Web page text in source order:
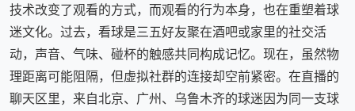
技术改变了观看的方式，而观看的行为本身，也在重塑着球
迷文化。过去，看球是三五好友聚在酒吧或家里的社交活
动，声音、气味、碰杯的触感共同构成记忆。现在，虽然物
理距离可能阻隔，但虚拟社群的连接却空前紧密。在直播的
聊天区里，来自北京、广州、乌鲁木齐的球迷因为同一支球